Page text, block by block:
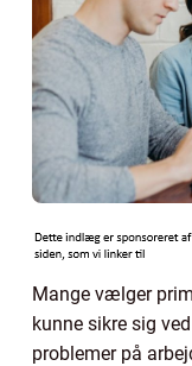
Mange vælger
kunne sikre sig
problemer på